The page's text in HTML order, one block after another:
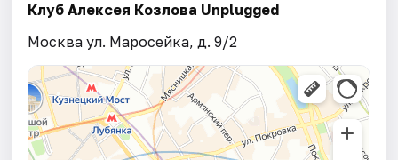
Клуб Алексея Козлова Unplugged
Москва ул. Маросейка, д. 9/2